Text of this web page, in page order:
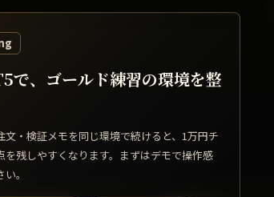
、ゴールド練習の環境を整
文・検証メモを同じ環境で続けると、1万円チ
を残しやすくなります。まずはデモで操作感
。